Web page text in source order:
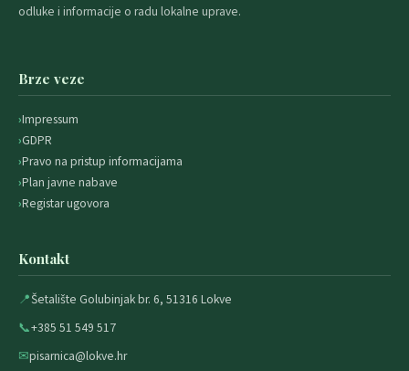
odluke i informacije o radu lokalne uprave.
Brze veze
Impressum
GDPR
Pravo na pristup informacijama
Plan javne nabave
Registar ugovora
Kontakt
📍Šetalište Golubinjak br. 6, 51316 Lokve
📞+385 51 549 517
✉pisarnica@lokve.hr